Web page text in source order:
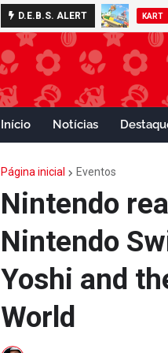
D.E.B.S. ALERT
Início Notícias
Página inicial Eventos
Nintendo
Nintendo
Yoshi and
World